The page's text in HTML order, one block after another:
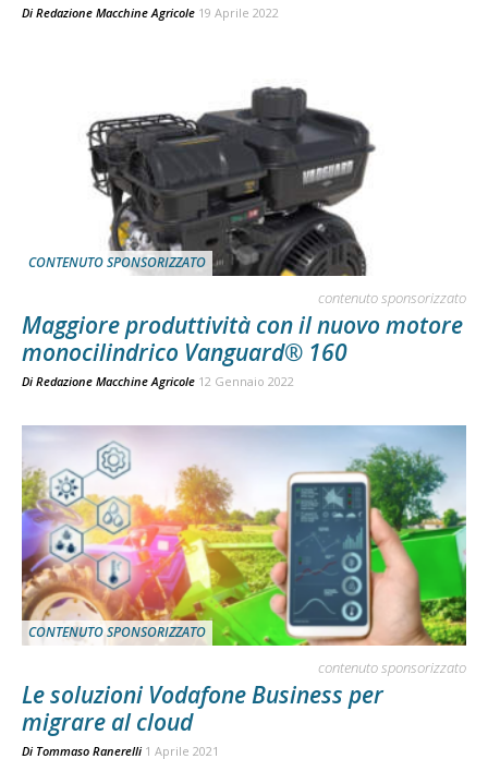
Di Redazione Macchine Agricole 19 Aprile 2022
CONTENUTO SPONSORIZZATO
contenuto sponsorizzato
Maggiore produttività con il nuovo motore
monocilindrico Vanguard® 160
Di Redazione Macchine Agricole 12 Gennaio 2022
CONTENUTO SPONSORIZZATO
contenuto sponsorizzato
Le soluzioni Vodafone Business per
migrare al cloud
Di Tommaso Ranerelli 1 Aprile 2021